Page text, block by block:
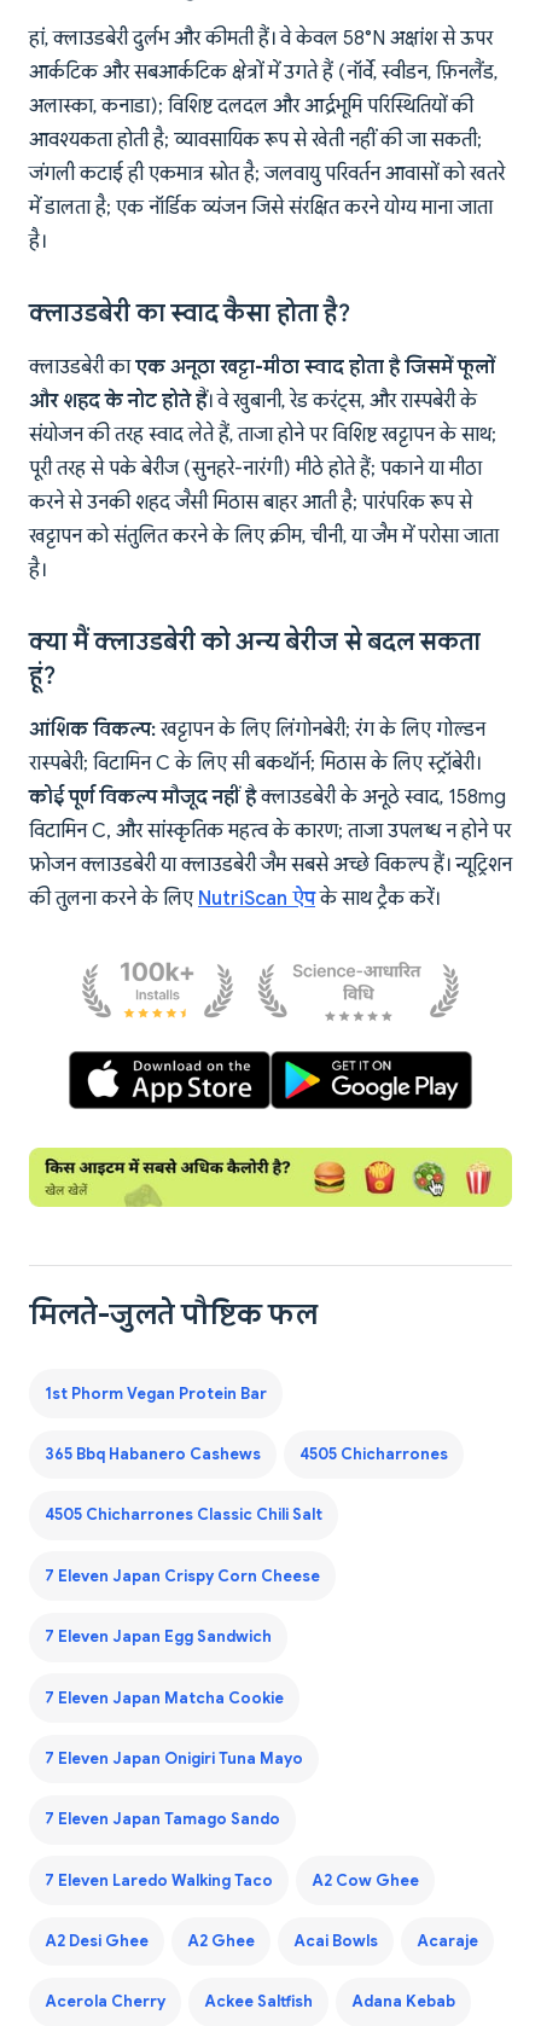
हां, क्लाउडबेरी दुर्लभ और कीमती हैं। वे केवल 58°N अक्षांश से ऊपर
आर्कटिक और सबआर्कटिक क्षेत्रों में उगते हैं (नॉर्वे, स्वीडन, फ़िनलैंड,
अलास्का, कनाडा); विशिष्ट दलदल और आर्द्रभूमि परिस्थितियों की
आवश्यकता होती है; व्यावसायिक रूप से खेती नहीं की जा सकती;
जंगली कटाई ही एकमात्र स्रोत है; जलवायु परिवर्तन आवासों को खतरे
में डालता है; एक नॉर्डिक व्यंजन जिसे संरक्षित करने योग्य माना जाता
है।
क्लाउडबेरी का स्वाद कैसा होता है?
क्लाउडबेरी काएक अनूठा खट्टा-मीठा स्वाद होता है जिसमें फूलों
और शहद के नोट होते हैं। वे खुबानी, रेड करंट्स, और रास्पबेरी के
संयोजन की तरह स्वाद लेते हैं, ताजा होने पर विशिष्ट खट्टापन के साथ;
पूरी तरह से पके बेरीज (सुनहरे-नारंगी) मीठे होते हैं; पकाने या मीठा
करने से उनकी शहद जैसी मिठास बाहर आती है; पारंपरिक रूप से
खट्टापन को संतुलित करने के लिए क्रीम, चीनी, या जैम में परोसा जाता
है।
क्या मैं क्लाउडबेरी को अन्य बेरीज से बदल सकता
हूं?
आंशिक विकल्प:खट्टापन के लिए लिंगोनबेरी; रंग के लिए गोल्डन
रास्पबेरी; विटामिन C के लिए सी बकथॉर्न; मिठास के लिए स्ट्रॉबेरी।
कोई पूर्ण विकल्प मौजूद नहीं हैक्लाउडबेरी के अनूठे स्वाद, 158mg
विटामिन C, और सांस्कृतिक महत्व के कारण; ताजा उपलब्ध न होने पर
फ्रोजन क्लाउडबेरी या क्लाउडबेरी जैम सबसे अच्छे विकल्प हैं। न्यूट्रिशन
की तुलना करने के लिए NutriScan ऐपके साथ ट्रैक करें।
मिलते-जुलते पौष्टिक फल
1st Phorm Vegan Protein Bar
365 Bbq Habanero Cashews 4505 Chicharrones
4505 Chicharrones Classic Chili Salt
7 Eleven Japan Crispy Corn Cheese
7 Eleven Japan Egg Sandwich
7 Eleven Japan Matcha Cookie
7 Eleven Japan Onigiri Tuna Mayo
7 Eleven Japan Tamago Sando
7 Eleven Laredo Walking Taco A2 Cow Ghee
A2 Desi Ghee A2 Ghee Acai Bowls Acaraje
Acerola Cherry Ackee Saltfish Adana Kebab